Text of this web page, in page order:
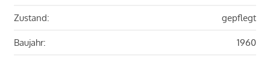
Zustand: gepflegt
Baujahr: 1960